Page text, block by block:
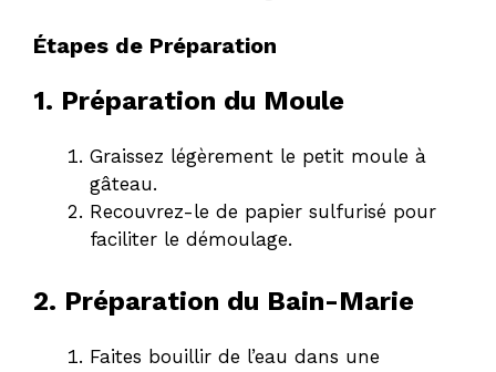
Étapes de Préparation
1. Préparation du Moule
Graissez légèrement le petit moule à
gâteau.
Recouvrez-le de papier sulfurisé pour
faciliter le démoulage.
2. Préparation du Bain-Marie
Faites bouillir de l’eau dans une